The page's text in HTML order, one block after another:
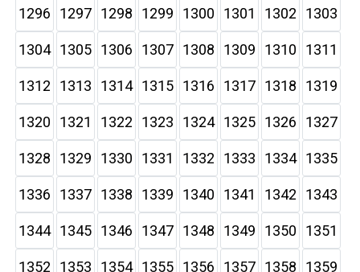
1296 1297 1298 1299 1300 1301 1302 1303
1304 1305 1306 1307 1308 1309 1310 1311
1312 1313 1314 1315 1316 1317 1318 1319
1320 1321 1322 1323 1324 1325 1326 1327
1328 1329 1330 1331 1332 1333 1334 1335
1336 1337 1338 1339 1340 1341 1342 1343
1344 1345 1346 1347 1348 1349 1350 1351
1352 1353 1354 1355 1356 1357 1358 1359